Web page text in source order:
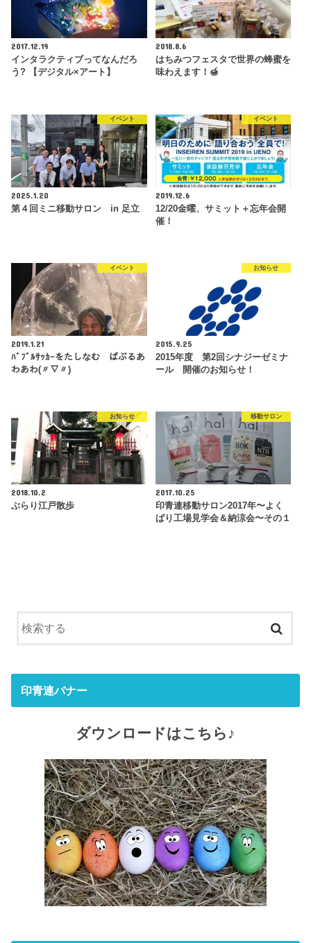
2017.12.19
インタラクティブってなんだろ
う? 【デジタル×アート】
2018.8.6
はちみつフェスタで世界の蜂蜜を
味わえます！🍯
イベント
2025.1.20
第４回ミニ移動サロン in 足立
イベント
2019.12.6
12/20金曜、サミット＋忘年会開
催！
イベント
2019.1.21
ﾊﾞﾌﾞﾙｻｯｶｰをたしなむ ばぶるあ
わあわ(〃∇〃)
お知らせ
2015.9.25
2015年度 第2回シナジーゼミナ
ール 開催のお知らせ！
お知らせ
2018.10.2
ぶらり江戸散歩
移動サロン
2017.10.25
印青連移動サロン2017年〜よく
ばり工場見学会＆納涼会〜その１
印青連バナー
ダウンロードはこちら♪